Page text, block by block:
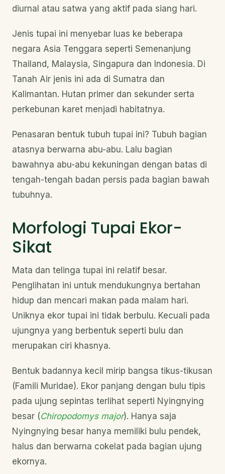
diurnal atau satwa yang aktif pada siang hari.
Jenis tupai ini menyebar luas ke beberapa
negara Asia Tenggara seperti Semenanjung
Thailand, Malaysia, Singapura dan Indonesia. Di
Tanah Air jenis ini ada di Sumatra dan
Kalimantan. Hutan primer dan sekunder serta
perkebunan karet menjadi habitatnya.
Penasaran bentuk tubuh tupai ini? Tubuh bagian
atasnya berwarna abu-abu. Lalu bagian
bawahnya abu-abu kekuningan dengan batas di
tengah-tengah badan persis pada bagian bawah
tubuhnya.
Morfologi Tupai Ekor-
Sikat
Mata dan telinga tupai ini relatif besar.
Penglihatan ini untuk mendukungnya bertahan
hidup dan mencari makan pada malam hari.
Uniknya ekor tupai ini tidak berbulu. Kecuali pada
ujungnya yang berbentuk seperti bulu dan
merupakan ciri khasnya.
Bentuk badannya kecil mirip bangsa tikus-tikusan
(Famili Muridae). Ekor panjang dengan bulu tipis
pada ujung sepintas terlihat seperti Nyingnying
besar (Chiropodomys major). Hanya saja
Nyingnying besar hanya memiliki bulu pendek,
halus dan berwarna cokelat pada bagian ujung
ekornya.